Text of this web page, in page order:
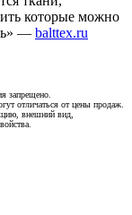
которые можно
— balttex.ru
запрещено.
отличаться от цены продаж.
внешний вид,